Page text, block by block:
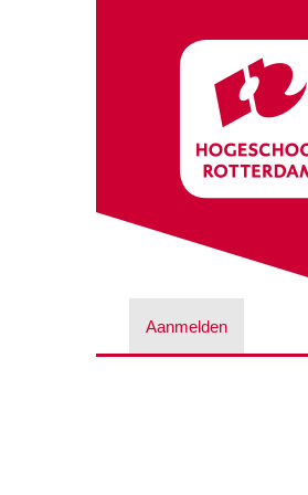
Aanmelden